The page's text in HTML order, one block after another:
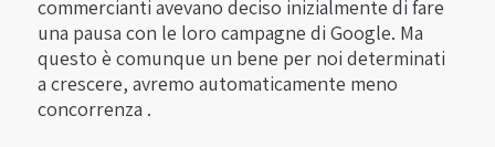
commercianti avevano deciso inizialmente di fare
una pausa con le loro campagne di Google. Ma
questo è comunque un bene per noi determinati
a crescere, avremo automaticamente meno
concorrenza .